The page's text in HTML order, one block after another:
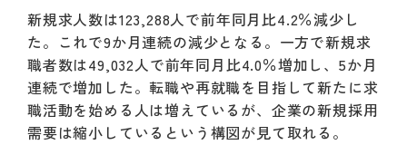
新規求人数は123,288人で前年同月比4.2％減少し
た。これで9か月連続の減少となる。一方で新規求
職者数は49,032人で前年同月比4.0％増加し、5か月
連続で増加した。転職や再就職を目指して新たに求
職活動を始める人は増えているが、企業の新規採用
需要は縮小しているという構図が見て取れる。